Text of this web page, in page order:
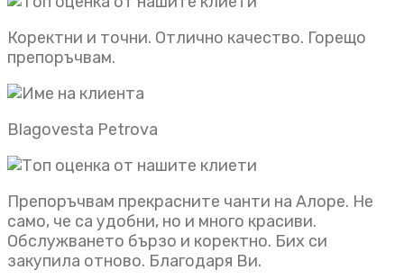
Коректни и точни. Отлично качество. Горещо
препоръчвам.
Blagovesta Petrova
Препоръчвам прекрасните чанти на Алоре. Не
само, че са удобни, но и много красиви.
Обслужването бързо и коректно. Бих си
закупила отново. Благодаря Ви.